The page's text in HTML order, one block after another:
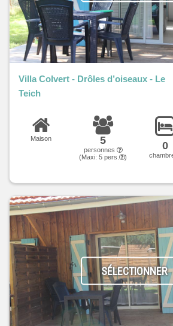
Villa Colvert - Drôles d’oiseaux - Le
Teich
Maison 5
personnes
(Maxi: 5 pers. )
0
SÉLECTIONNER